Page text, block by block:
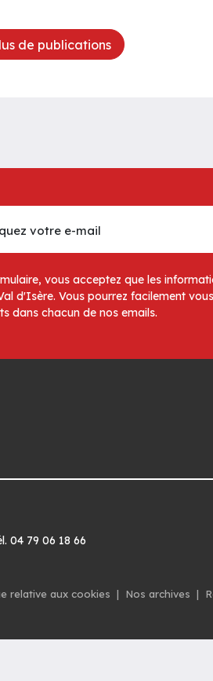
de publications
vous acceptez que les
d'Isère. Vous pourrez facilement
dans chacun de nos emails.
04 79 06 18 66
relative aux cookies | Nos archives |